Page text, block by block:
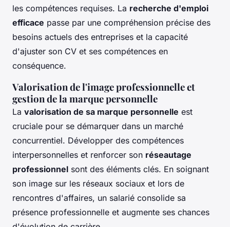
les compétences requises. La recherche d'emploi
efficace passe par une compréhension précise des
besoins actuels des entreprises et la capacité
d'ajuster son CV et ses compétences en
conséquence.
Valorisation de l'image professionnelle et
gestion de la marque personnelle
La valorisation de sa marque personnelle est
cruciale pour se démarquer dans un marché
concurrentiel. Développer des compétences
interpersonnelles et renforcer son réseautage
professionnel sont des éléments clés. En soignant
son image sur les réseaux sociaux et lors de
rencontres d'affaires, un salarié consolide sa
présence professionnelle et augmente ses chances